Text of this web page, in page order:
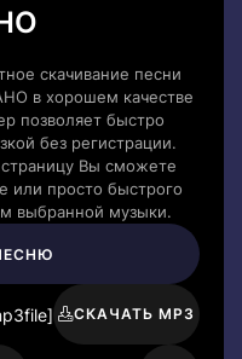
скачивание песни
в хорошем качестве
позволяет быстро
без регистрации.
Вы сможете
или просто быстрого
выбранной музыки.
СКАЧАТЬ MP3